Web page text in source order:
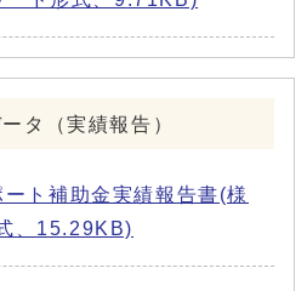
タ（実績報告）
ト補助金実績報告書(様
、15.29KB)